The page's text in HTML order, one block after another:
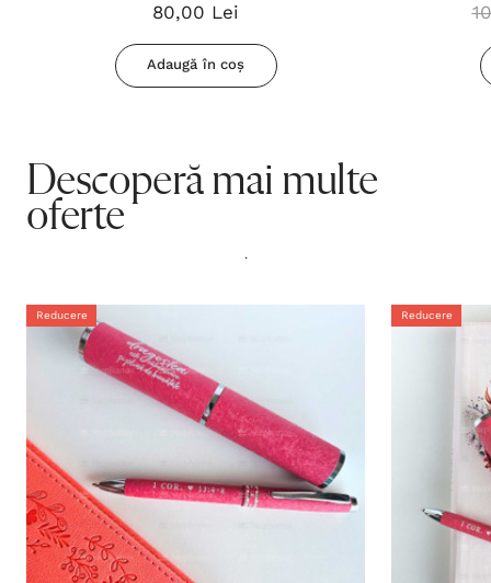
sprijinul nostru
80,00 Lei
Adaugă în coș
Descoperă mai multe
oferte
.
Reducere Reducere